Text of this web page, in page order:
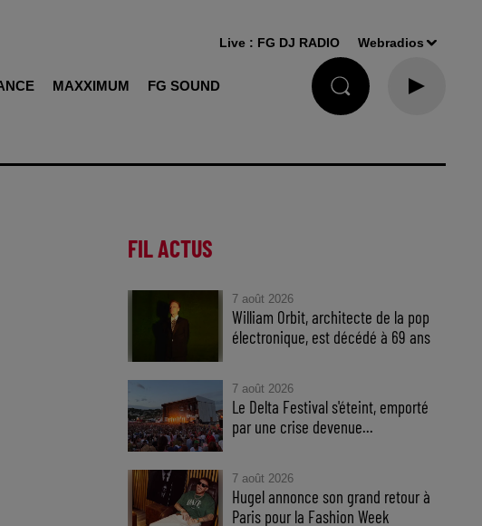
MAXXIMUM FG SOUND
Live : FG DJ RADIO Webradios
FIL ACTUS
7 août 2026
William Orbit, architecte de la pop
électronique, est décédé à 69 ans
7 août 2026
Le Delta Festival s'éteint, emporté
par une crise devenue...
7 août 2026
Hugel annonce son grand retour à
Paris pour la Fashion Week